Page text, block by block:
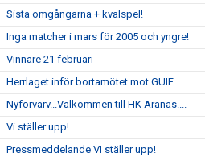
Sista omgångarna + kvalspel!
Inga matcher i mars för 2005 och yngre!
Vinnare 21 februari
Herrlaget inför bortamötet mot GUIF
Nyförvärv...Välkommen till HK Aranäs....
Vi ställer upp!
Pressmeddelande VI ställer upp!